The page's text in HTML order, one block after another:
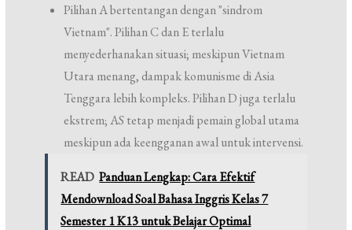
Pilihan A bertentangan dengan "sindrom
Vietnam". Pilihan C dan E terlalu
menyederhanakan situasi; meskipun Vietnam
Utara menang, dampak komunisme di Asia
Tenggara lebih kompleks. Pilihan D juga terlalu
ekstrem; AS tetap menjadi pemain global utama
meskipun ada keengganan awal untuk intervensi.
READ Panduan Lengkap: Cara Efektif
Mendownload Soal Bahasa Inggris Kelas 7
Semester 1 K13 untuk Belajar Optimal